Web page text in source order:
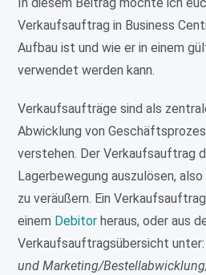
Verkaufsauftrag in Business
Aufbau ist und wie er in einem
verwendet werden kann.
Verkaufsaufträge sind als
Abwicklung von
verstehen. Der Verkaufsauftrag
Lagerbewegung auszulösen, also
zu veräußern. Ein
einem Debitorheraus, oder aus
Verkaufsauftragsübersicht
und Marketing/